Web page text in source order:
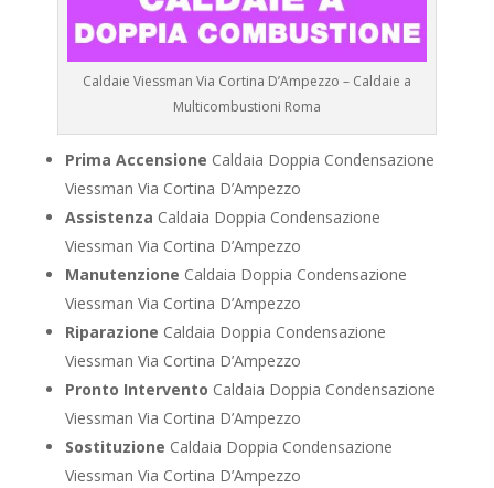
Caldaie Viessman Via Cortina D’Ampezzo – Caldaie a
Multicombustioni Roma
Prima Accensione Caldaia Doppia Condensazione
Viessman Via Cortina D’Ampezzo
Assistenza Caldaia Doppia Condensazione
Viessman Via Cortina D’Ampezzo
Manutenzione Caldaia Doppia Condensazione
Viessman Via Cortina D’Ampezzo
Riparazione Caldaia Doppia Condensazione
Viessman Via Cortina D’Ampezzo
Pronto Intervento Caldaia Doppia Condensazione
Viessman Via Cortina D’Ampezzo
Sostituzione Caldaia Doppia Condensazione
Viessman Via Cortina D’Ampezzo